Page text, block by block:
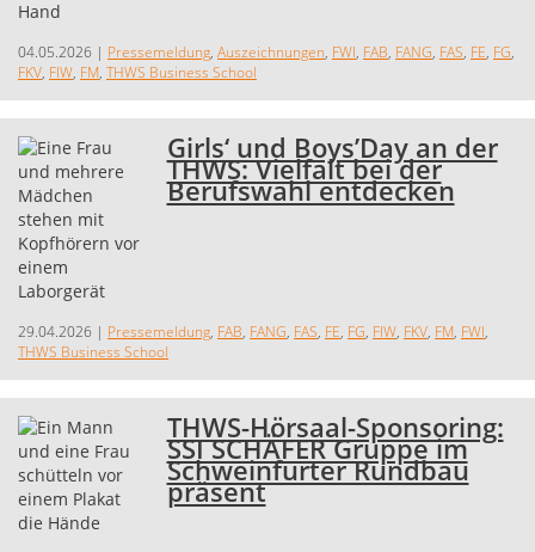
04.05.2026 | Pressemeldung, Auszeichnungen, FWI, FAB, FANG, FAS, FE, FG,
FKV, FIW, FM, THWS Business School
Girls‘ und Boys’Day an der
THWS: Vielfalt bei der
Berufswahl entdecken
29.04.2026 | Pressemeldung, FAB, FANG, FAS, FE, FG, FIW, FKV, FM, FWI,
THWS Business School
THWS-Hörsaal-Sponsoring:
SSI SCHÄFER Gruppe im
Schweinfurter Rundbau
präsent